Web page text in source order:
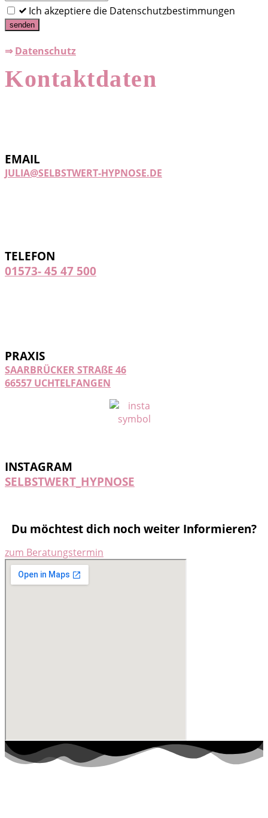
Ich akzeptiere die Datenschutzbestimmungen
senden
⇒Datenschutz
Kontaktdaten
EMAIL
JULIA@SELBSTWERT-HYPNOSE.DE
TELEFON
01573- 45 47 500
PRAXIS
SAARBRÜCKER STRAßE 46
66557 UCHTELFANGEN
INSTAGRAM
SELBSTWERT_HYPNOSE
Du möchtest dich noch weiter Informieren?
zum Beratungstermin